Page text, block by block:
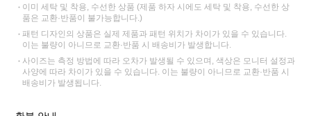
이미 세탁 및 착용, 수선한 상품 (제품 하자 시에도 세탁 및 착용, 수선한 상
품은 교환·반품이 불가능합니다.)
패턴 디자인의 상품은 실제 제품과 패턴 위치가 차이가 있을 수 있습니다.
이는 불량이 아니므로 교환·반품 시 배송비가 발생합니다.
사이즈는 측정 방법에 따라 오차가 발생될 수 있으며, 색상은 모니터 설정과
사양에 따라 차이가 있을 수 있습니다. 이는 불량이 아니므로 교환·반품 시
배송비가 발생됩니다.